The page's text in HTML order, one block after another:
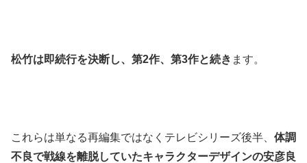
松竹は即続行を決断し、第2作、第3作と続き ます。
これらは単なる再編集ではなくテレビシリーズ後半、 体調
不良で戦線を離脱していたキャラクターデザインの安彦良